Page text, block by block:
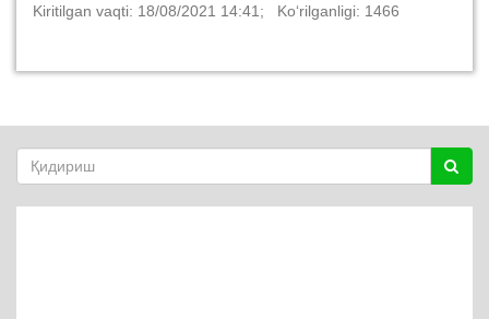
Kiritilgan vaqti: 18/08/2021 14:41; Ko‘rilganligi: 1466